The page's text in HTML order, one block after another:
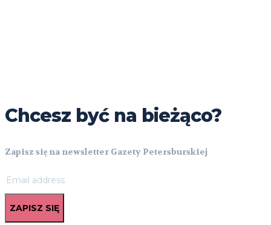
Chcesz być na bieżąco?
Zapisz się na newsletter Gazety Petersburskiej
ZAPISZ SIĘ